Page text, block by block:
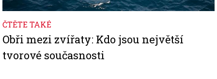
ČTĚTE TAKÉ
Obři mezi zvířaty: Kdo jsou největší
tvorové současnosti